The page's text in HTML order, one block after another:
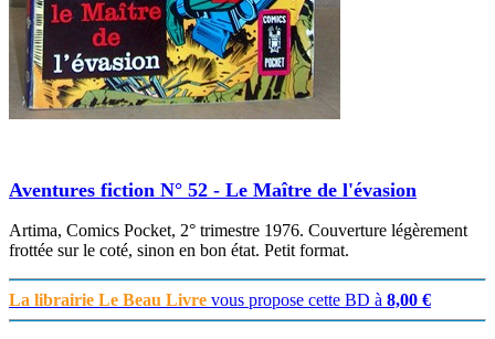
Aventures fiction N° 52 - Le Maître de l'évasion
Artima, Comics Pocket, 2° trimestre 1976. Couverture légèrement
frottée sur le coté, sinon en bon état. Petit format.
La librairie Le Beau Livre vous propose cette BD à 8,00 €